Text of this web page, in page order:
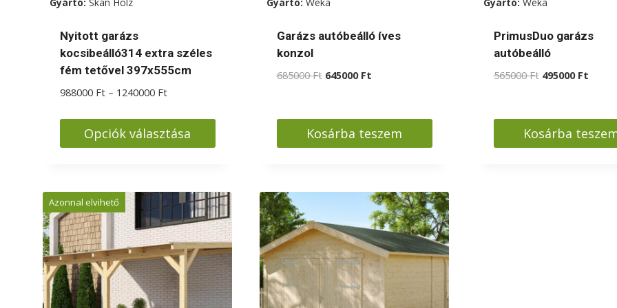
Nyitott garázs
kocsibeálló314 extra széles
fém tetővel 397x555cm
988000 Ft – 1240000 FtÁrtartomány:
-
1240000 Ft
Opciók választása
terméknek
több
variációja
van.
A
változatok
Garázs autóbeálló íves
konzol
685000Ft Original
685000 Ft.
645000 FtCurrent
645000 Ft.
Kosárba teszem
PrimusDuo garázs
autóbeálló
565000Ft Original
565000 Ft.
495000 FtCurrent
Kosárba
Azonnal elvihető